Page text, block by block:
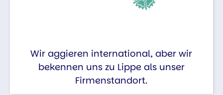
Wir aggieren international, aber wir
bekennen uns zu Lippe als unser
Firmenstandort.